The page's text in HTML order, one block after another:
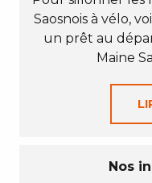
Saosnois à vélo,
un prêt au
Maine
Nos